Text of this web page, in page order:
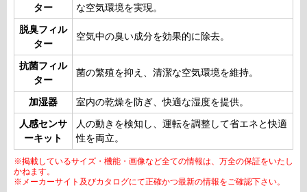
ター
な空気環境を実現。
脱臭フィル
ター
空気中の臭い成分を効果的に除去。
抗菌フィル
ター
菌の繁殖を抑え、清潔な空気環境を維持。
加湿器 室内の乾燥を防ぎ、快適な湿度を提供。
人感センサ
ーキット
人の動きを検知し、運転を調整して省エネと快適
性を両立。
※掲載しているサイズ・機能・画像など全ての情報は、万全の保証をいたし
かねます。
※メーカーサイト及びカタログにて正確かつ最新の情報をご確認下さい。